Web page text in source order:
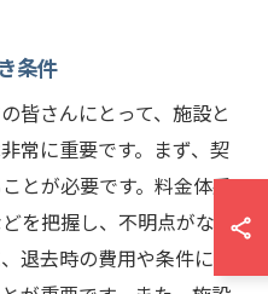
条件
皆さんにとって、施設と
常に重要です。まず、契
とが必要です。料金体系
を把握し、不明点がない
退去時の費用や条件につ